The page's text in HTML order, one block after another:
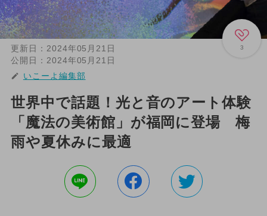
3
更新日： 2024年05月21日
公開日： 2024年05月21日
いこーよ編集部
世界中で話題！光と音のアート体験
「魔法の美術館」が福岡に登場 梅
雨や夏休みに最適